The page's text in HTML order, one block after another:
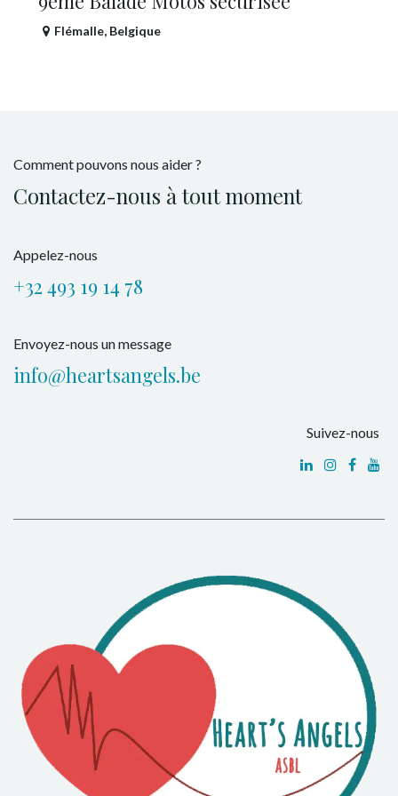
Flémalle, Belgique
Comment pouvons nous aider ?
Contactez-nous à tout moment
Appelez-nous
+32 493 19 14 78
Envoyez-nous un message
info@heartsangels.be
Suivez-nous